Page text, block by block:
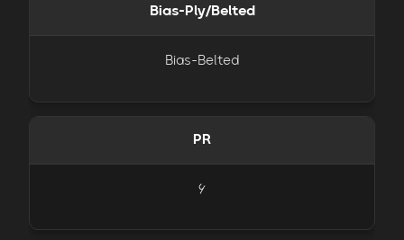
Bias-Ply/Belted
Bias-Belted
PR
6